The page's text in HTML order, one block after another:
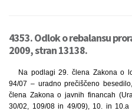
4353. Odlok o rebalansu
2009, stran 13138.
Na podlagi 29. člena Zakona o
94/07 – uradno prečiščeno
člena Zakona o javnih financah
30/02, 109/08 in 49/09), 10. in